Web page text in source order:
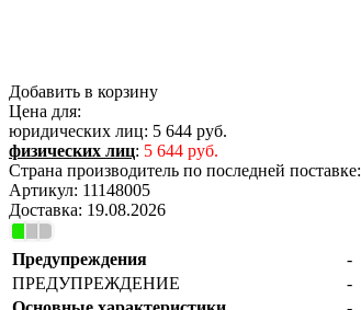
Добавить в корзину
Цена для:
юридических лиц: 5 644 руб.
физических лиц: 5 644 руб.
Страна производитель по последней поставке:
Артикул: 11148005
Доставка: 19.08.2026
Предупреждения
-
ПРЕДУПРЕЖДЕНИЕ
-